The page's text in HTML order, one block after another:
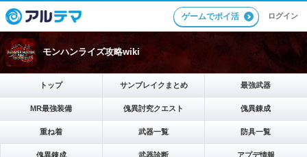
ゲームでポイ活 ログイン
モンハンライズ攻略wiki
トップ サンブレイクまとめ 最強武器
MR最強装備 傀異討究クエスト 傀異錬成
重ね着 武器一覧 防具一覧
傀異錬成 武器診断 アプデ情報